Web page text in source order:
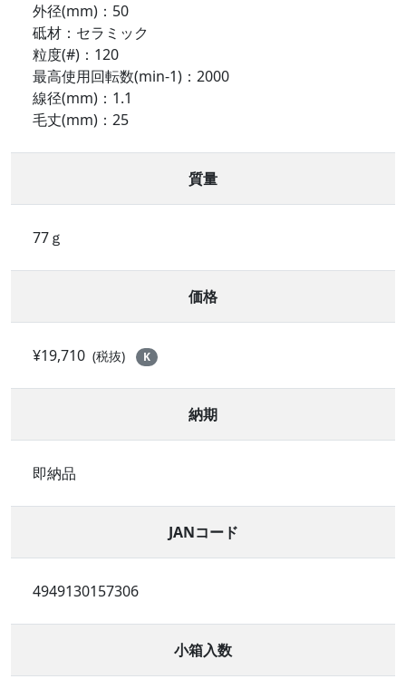
外径(mm)：50
砥材：セラミック
粒度(#)：120
最高使用回転数(min-1)：2000
線径(mm)：1.1
毛丈(mm)：25
質量
77ｇ
価格
¥19,710 (税抜) K
納期
即納品
JANコード
4949130157306
小箱入数